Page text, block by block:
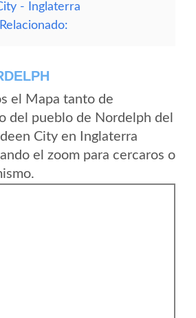
- Inglaterra
el Mapa tanto de
del pueblo de Nordelph del
City en Inglaterra
el zoom para cercaros o